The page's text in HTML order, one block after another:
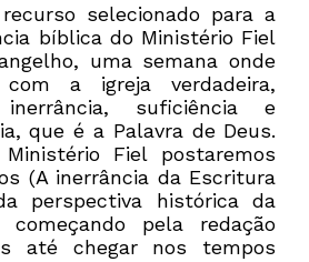
selecionado para a
bíblica do Ministério Fiel
uma semana onde
a igreja verdadeira,
suficiência e
que é a Palavra de Deus.
Fiel postaremos
(A inerrância da Escritura
perspectiva histórica da
começando pela redação
até chegar nos tempos